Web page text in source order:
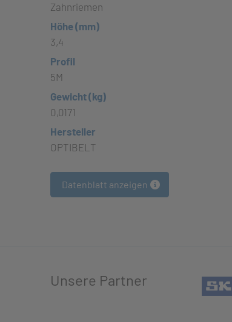
Zahnriemen
Höhe (mm)
3,4
Profil
5M
Gewicht (kg)
0,0171
Hersteller
OPTIBELT
Datenblatt anzeigen
Unsere Partner